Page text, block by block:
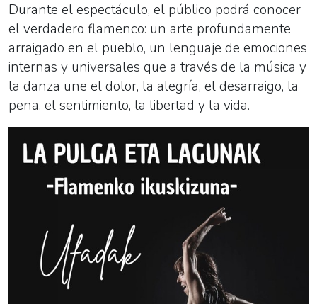
Durante el espectáculo, el público podrá conocer
el verdadero flamenco: un arte profundamente
arraigado en el pueblo, un lenguaje de emociones
internas y universales que a través de la música y
la danza une el dolor, la alegría, el desarraigo, la
pena, el sentimiento, la libertad y la vida.